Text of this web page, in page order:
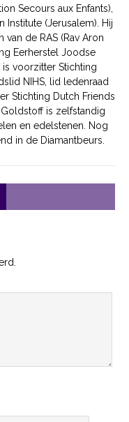
Secours aux Enfants),
Institute (Jerusalem). Hij
de RAS (Rav Aron
Eerherstel Joodse
voorzitter Stichting
NIHS, lid ledenraad
Stichting Dutch Friends
is zelfstandig
en edelstenen. Nog
in de Diamantbeurs.